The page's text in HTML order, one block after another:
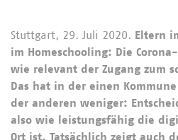
Stuttgart, 29. Juli 2020. Eltern
im Homeschooling: Die
wie relevant der Zugang zum
Das hat in der einen
der anderen weniger:
also wie leistungsfähig die
Ort ist. Tatsächlich zeigt auch